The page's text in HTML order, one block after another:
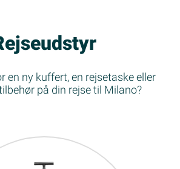
en ny kuffert, en rejsetaske eller
på din rejse til Milano?